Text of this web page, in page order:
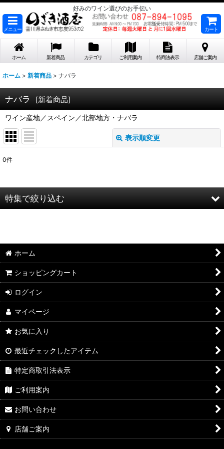
好みのワイン選びのお手伝い
メニュー カート
ホーム 新着商品 カテゴリ ご利用案内 特商法表示 店舗ご案内
ホーム > 新着商品 > ナバラ
ナバラ [新着商品]
ワイン産地／スペイン／北部地方・ナバラ
表示順変更
在庫あり
0件
特集で絞り込む
2026年6月DMワイン
2026年5月DMワイン
2026年4月DMワイン
2026年3月DMワイン
2026年2月DMワイン
2026年1月DMワイン
2025年12月DMワイン
2025年11月DMワイン
2025年10月DMワイン
ホーム
ショッピングカート
ログイン
マイページ
お気に入り
最近チェックしたアイテム
特定商取引法表示
ご利用案内
お問い合わせ
店舗ご案内